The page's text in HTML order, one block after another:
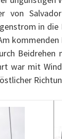
von
in
war mit